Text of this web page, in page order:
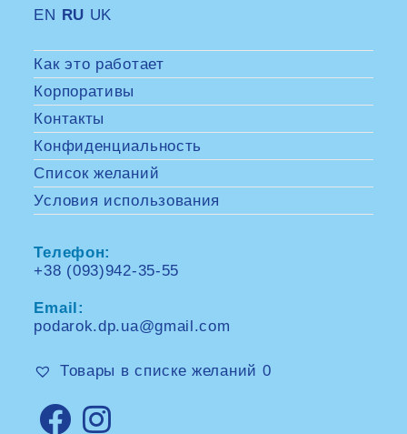
EN RU UK
Как это работает
Корпоративы
Контакты
Конфиденциальность
Список желаний
Условия использования
Телефон:
+38 (093)942-35-55
your
application
Email:
podarok.dp.ua@gmail.com
application
Товары в списке желаний 0